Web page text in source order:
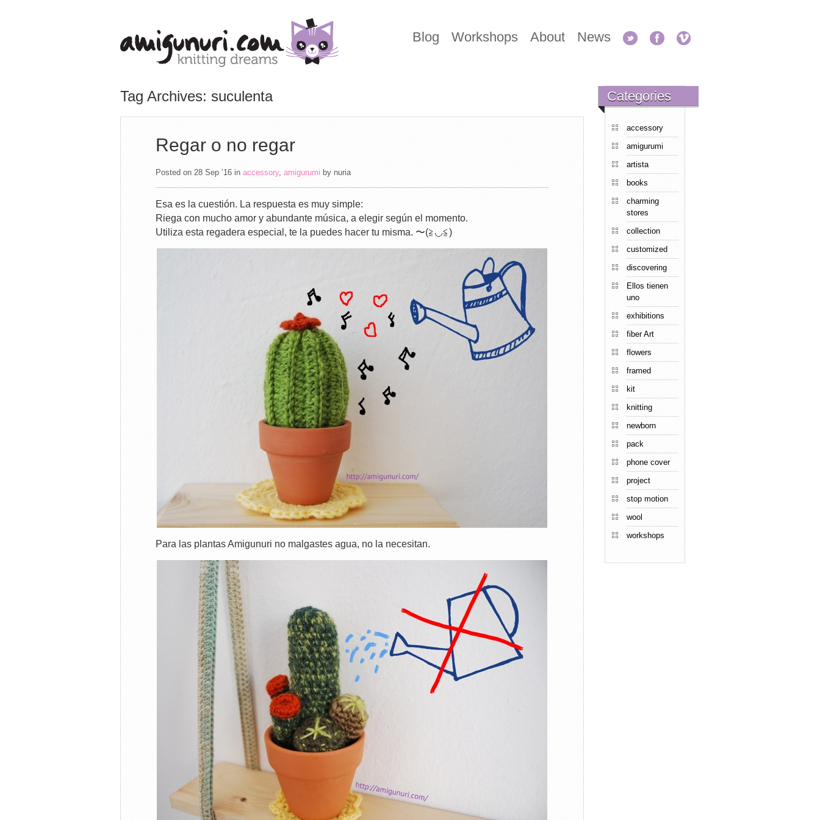
Blog Workshops About News
Tag Archives: suculenta
Regar o no regar
Posted on 28 Sep ’16 in accessory, amigurumi by nuria
Esa es la cuestión. La respuesta es muy simple:
Riega con mucho amor y abundante música, a elegir según el momento.
Utiliza esta regadera especial, te la puedes hacer tu misma. 〜(≧◡≦)
Para las plantas Amigunuri no malgastes agua, no la necesitan.
Categories
accessory
amigurumi
artista
books
charming
stores
collection
customized
discovering
Ellos tienen
uno
exhibitions
fiber Art
flowers
framed
kit
knitting
newborn
pack
phone cover
project
stop motion
wool
workshops